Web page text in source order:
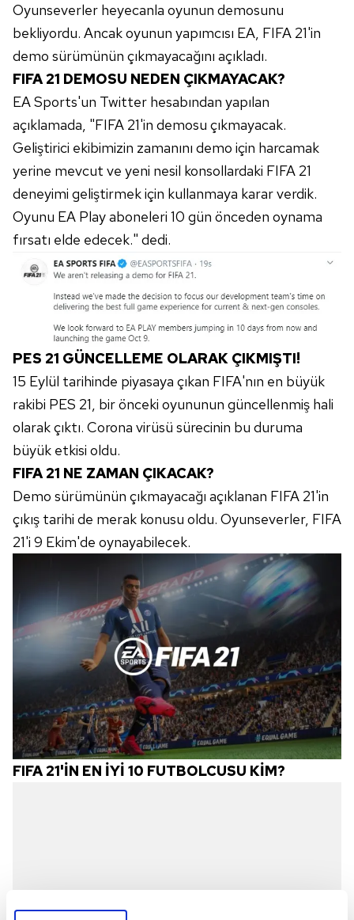
Oyunseverler heyecanla oyunun demosunu
bekliyordu. Ancak oyunun yapımcısı EA, FIFA 21'in
demo sürümünün çıkmayacağını açıkladı.
FIFA 21 DEMOSU NEDEN ÇIKMAYACAK?
EA Sports'un Twitter hesabından yapılan
açıklamada, "FIFA 21'in demosu çıkmayacak.
Geliştirici ekibimizin zamanını demo için harcamak
yerine mevcut ve yeni nesil konsollardaki FIFA 21
deneyimi geliştirmek için kullanmaya karar verdik.
Oyunu EA Play aboneleri 10 gün önceden oynama
fırsatı elde edecek." dedi.
PES 21 GÜNCELLEME OLARAK ÇIKMIŞTI!
15 Eylül tarihinde piyasaya çıkan FIFA'nın en büyük
rakibi PES 21, bir önceki oyununun güncellenmiş hali
olarak çıktı. Corona virüsü sürecinin bu duruma
büyük etkisi oldu.
FIFA 21 NE ZAMAN ÇIKACAK?
Demo sürümünün çıkmayacağı açıklanan FIFA 21'in
çıkış tarihi de merak konusu oldu. Oyunseverler, FIFA
21'i 9 Ekim'de oynayabilecek.
FIFA 21'İN EN İYİ 10 FUTBOLCUSU KİM?